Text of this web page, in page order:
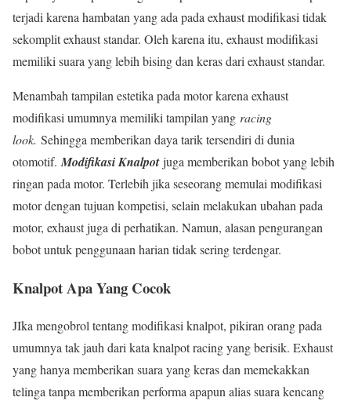
terjadi karena hambatan yang ada pada exhaust modifikasi tidak
sekomplit exhaust standar. Oleh karena itu, exhaust modifikasi
memiliki suara yang lebih bising dan keras dari exhaust standar.
Menambah tampilan estetika pada motor karena exhaust
modifikasi umumnya memiliki tampilan yang racing
look. Sehingga memberikan daya tarik tersendiri di dunia
otomotif. Modifikasi Knalpotjuga memberikan bobot yang lebih
ringan pada motor. Terlebih jika seseorang memulai modifikasi
motor dengan tujuan kompetisi, selain melakukan ubahan pada
motor, exhaust juga di perhatikan. Namun, alasan pengurangan
bobot untuk penggunaan harian tidak sering terdengar.
Knalpot Apa Yang Cocok
JIka mengobrol tentang modifikasi knalpot, pikiran orang pada
umumnya tak jauh dari kata knalpot racing yang berisik. Exhaust
yang hanya memberikan suara yang keras dan memekakkan
telinga tanpa memberikan performa apapun alias suara kencang